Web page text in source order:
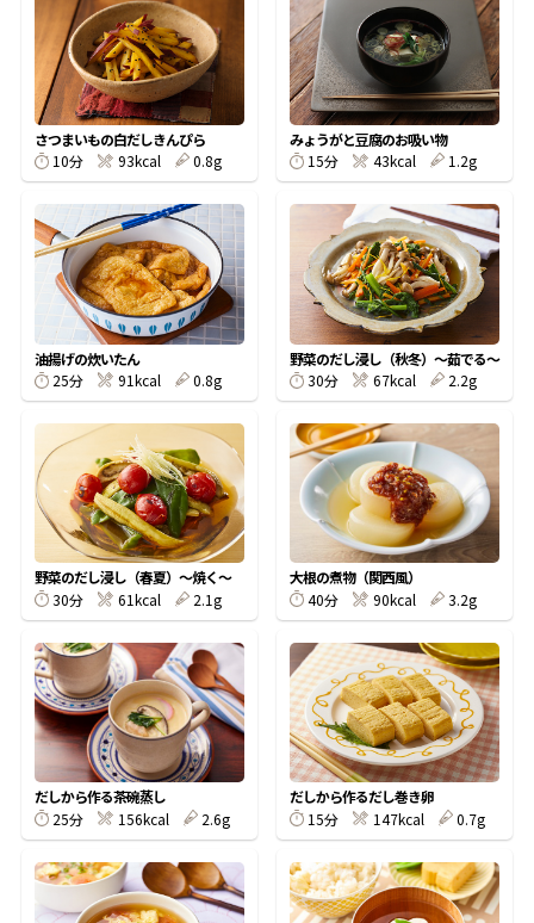
サッと鍋® 楽チン鍋®
楽チン屋® ストレートつゆ
新鮮一番 『氷熟®』
かつお節レシピ
めんつゆレシピ
割烹白だしレシピ
レシピ特設サイト
割烹白だしレシピ特集
だし巻き卵特集
かつおだしが決め手！簡単茶碗蒸し
だしコミュ
さつまいもの白だしきんぴら
10分
93kcal 0.8g
みょうがと豆腐のお吸い物
15分
43kcal 1.2g
油揚げの炊いたん
25分
91kcal 0.8g
野菜のだし浸し（秋冬）〜茹でる〜
30分
67kcal 2.2g
野菜のだし浸し（春夏）〜焼く〜
30分
61kcal 2.1g
大根の煮物（関西風）
40分
90kcal 3.2g
だしから作る茶碗蒸し
25分
156kcal 2.6g
だしから作るだし巻き卵
15分
147kcal 0.7g